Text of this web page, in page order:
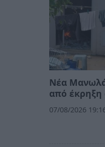
Νέα
από έκρηξη
07/08/2026